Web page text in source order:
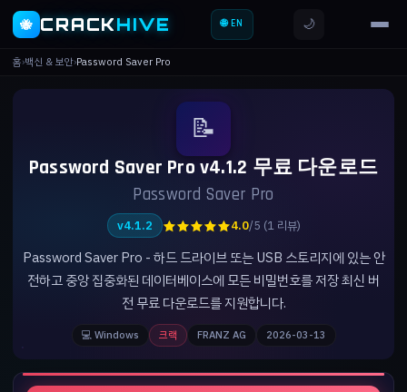
🐝 CRACKHIVE 🌐 EN 🌙
홈›백신 & 보안›Password Saver Pro
📝
Password Saver Pro v4.1.2 무료 다운로드
Password Saver Pro
v4.1.2 ★★★★★4.0/5 (1 리뷰)
Password Saver Pro - 하드 드라이브 또는 USB 스토리지에 있는 안
전하고 중앙 집중화된 데이터베이스에 모든 비밀번호를 저장 최신 버
전 무료 다운로드를 지원합니다.
💻 Windows 크랙 FRANZ AG 2026-03-13